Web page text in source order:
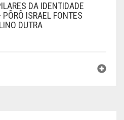
DA IDENTIDADE
ISRAEL FONTES
DUTRA